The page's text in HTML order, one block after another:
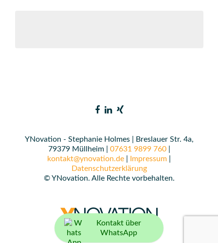
YNovation - Stephanie Holmes | Breslauer Str. 4a,
79379 Müllheim | 07631 9899 760|
kontakt@ynovation.de
Impressum
Datenschutzerklärung
© YNovation. Alle Rechte vorbehalten.
Kontakt über
WhatsApp